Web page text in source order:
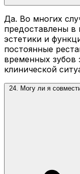
Да. Во многих
предоставлены в
эстетики и
постоянные
временных зубов
клинической
24. Могу ли я